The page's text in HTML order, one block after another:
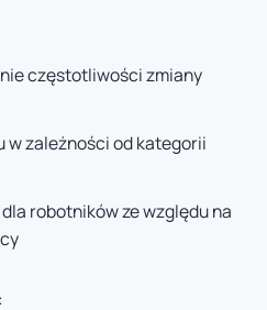
częstotliwości zmiany
w zależności od kategorii
robotników ze względu na